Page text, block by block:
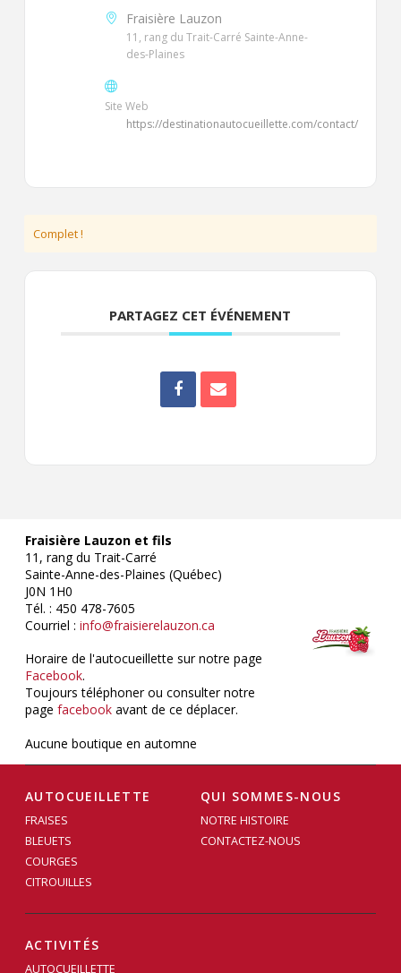
Fraisière Lauzon
11, rang du Trait-Carré Sainte-Anne-
des-Plaines
Site Web
https://destinationautocueillette.com/contact/
Complet !
PARTAGEZ CET ÉVÉNEMENT
Fraisière Lauzon et fils
11, rang du Trait-Carré
Sainte-Anne-des-Plaines (Québec)
J0N 1H0
Tél. : 450 478-7605
Courriel : info@fraisierelauzon.ca
Horaire de l'autocueillette sur notre page
Facebook.
Toujours téléphoner ou consulter notre
page facebook avant de ce déplacer.
Aucune boutique en automne
AUTOCUEILLETTE
FRAISES
BLEUETS
COURGES
CITROUILLES
QUI SOMMES-NOUS
NOTRE HISTOIRE
CONTACTEZ-NOUS
ACTIVITÉS
AUTOCUEILLETTE